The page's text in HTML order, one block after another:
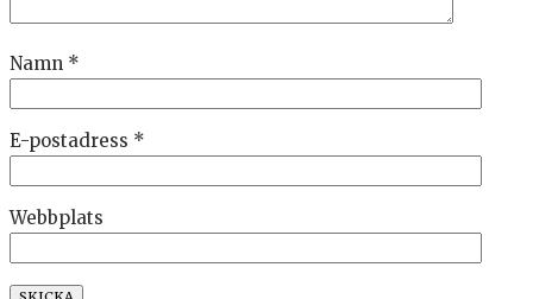
Namn *
E-postadress *
Webbplats